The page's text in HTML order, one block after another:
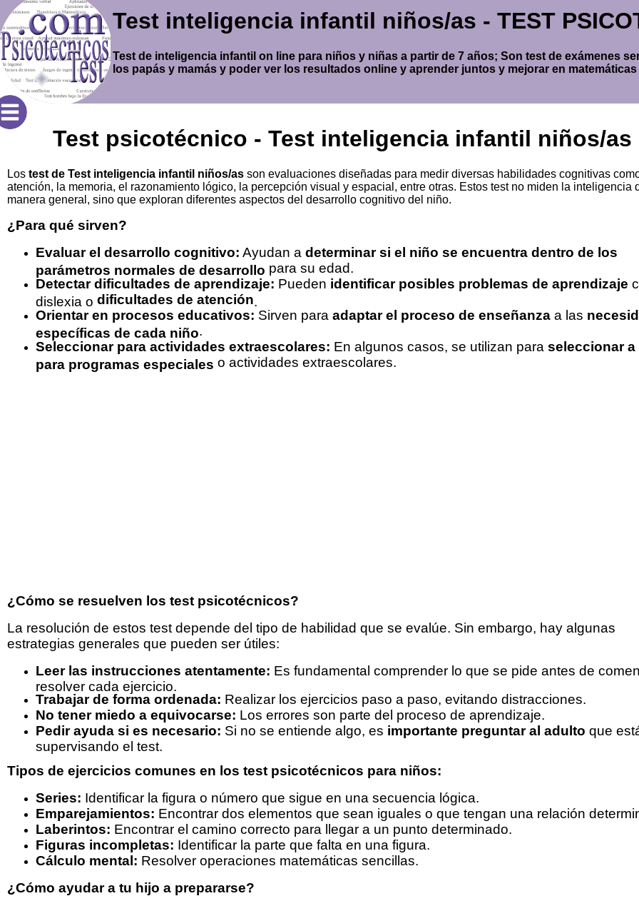
Test inteligencia infantil niños/as - TEST
Test de inteligencia infantil on line para niños y niñas a partir de 7 años; Son test de exámenes
los papás y mamás y poder ver los resultados online y aprender juntos y mejorar en matemáticas
Test psicotécnico - Test inteligencia infantil niños/as
Los test de Test inteligencia infantil niños/as son evaluaciones diseñadas para medir diversas habilidades cognitivas
atención, la memoria, el razonamiento lógico, la percepción visual y espacial, entre otras. Estos test no miden la inteligencia
manera general, sino que exploran diferentes aspectos del desarrollo cognitivo del niño.
¿Para qué sirven?
Evaluar el desarrollo cognitivo: Ayudan a determinar si el niño se encuentra dentro de los
parámetros normales de desarrollo para su edad.
Detectar dificultades de aprendizaje: Pueden identificar posibles problemas de aprendizaje
dislexia o dificultades de atención
Orientar en procesos educativos: Sirven para adaptar el proceso de enseñanza a las
específicas de cada niño.
Seleccionar para actividades extraescolares: En algunos casos, se utilizan para seleccionar a
para programas especiales o actividades extraescolares.
¿Cómo se resuelven los test psicotécnicos?
La resolución de estos test depende del tipo de habilidad que se evalúe. Sin embargo, hay algunas
estrategias generales que pueden ser útiles:
Leer las instrucciones atentamente: Es fundamental comprender lo que se pide antes de
resolver cada ejercicio.
Trabajar de forma ordenada: Realizar los ejercicios paso a paso, evitando distracciones.
No tener miedo a equivocarse: Los errores son parte del proceso de aprendizaje.
Pedir ayuda si es necesario: Si no se entiende algo, es importante preguntar al adulto que
supervisando el test.
Tipos de ejercicios comunes en los test psicotécnicos para niños:
Series: Identificar la figura o número que sigue en una secuencia lógica.
Emparejamientos: Encontrar dos elementos que sean iguales o que tengan una relación
Laberintos: Encontrar el camino correcto para llegar a un punto determinado.
Figuras incompletas: Identificar la parte que falta en una figura.
Cálculo mental: Resolver operaciones matemáticas sencillas.
¿Cómo ayudar a tu hijo a prepararse?